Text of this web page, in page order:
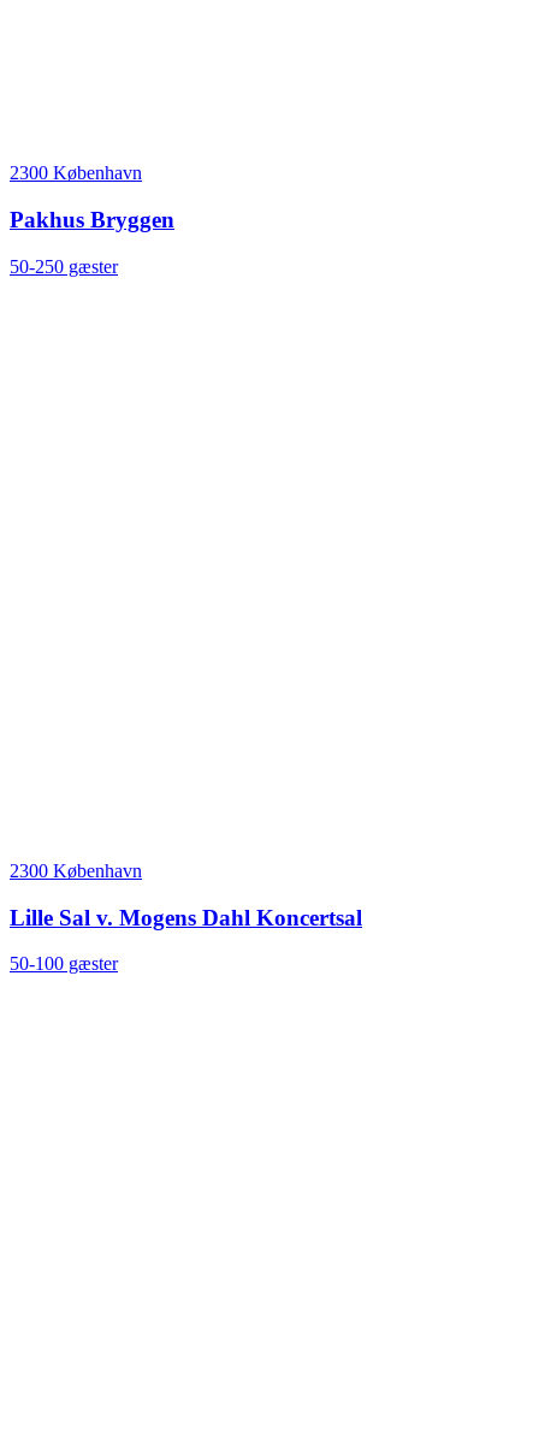
2300 København
Pakhus Bryggen
50-250 gæster
2300 København
Lille Sal v. Mogens Dahl Koncertsal
50-100 gæster